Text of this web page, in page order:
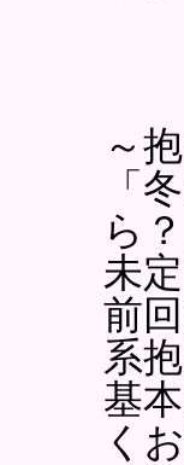
～
「
ら
未
前
系
基
く